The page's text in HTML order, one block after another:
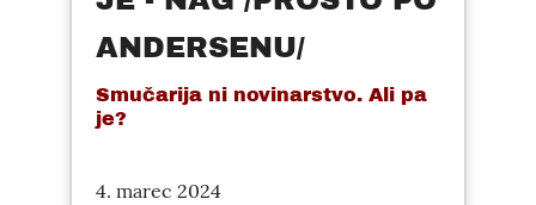
ANDERSENU/
Smučarija ni novinarstvo. Ali pa
je?
4. marec 2024